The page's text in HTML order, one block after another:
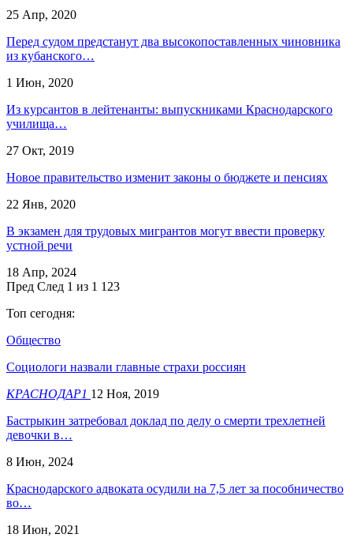
25 Апр, 2020
Перед судом предстанут два высокопоставленных чиновника
из кубанского…
1 Июн, 2020
Из курсантов в лейтенанты: выпускниками Краснодарского
училища…
27 Окт, 2019
Новое правительство изменит законы о бюджете и пенсиях
22 Янв, 2020
В экзамен для трудовых мигрантов могут ввести проверку
устной речи
18 Апр, 2024
Пред След 1 из 1 123
Топ сегодня:
Общество
Социологи назвали главные страхи россиян
КРАСНОДАР1 12 Ноя, 2019
Бастрыкин затребовал доклад по делу о смерти трехлетней
девочки в…
8 Июн, 2024
​Краснодарского адвоката осудили на 7,5 лет за пособничество
во…
18 Июн, 2021